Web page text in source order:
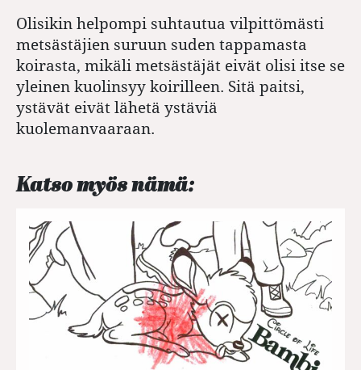
Olisikin helpompi suhtautua vilpittömästi
metsästäjien suruun suden tappamasta
koirasta, mikäli metsästäjät eivät olisi itse se
yleinen kuolinsyy koirilleen. Sitä paitsi,
ystävät eivät lähetä ystäviä
kuolemanvaaraan.
Katso myös nämä: